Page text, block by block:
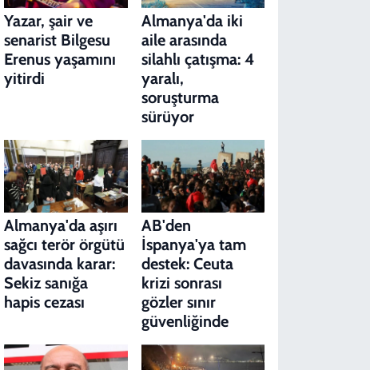
Yazar, şair ve
senarist Bilgesu
Erenus yaşamını
yitirdi
Almanya'da iki
aile arasında
silahlı çatışma: 4
yaralı,
soruşturma
sürüyor
Almanya'da aşırı
sağcı terör örgütü
davasında karar:
Sekiz sanığa
hapis cezası
AB'den
İspanya'ya tam
destek: Ceuta
krizi sonrası
gözler sınır
güvenliğinde